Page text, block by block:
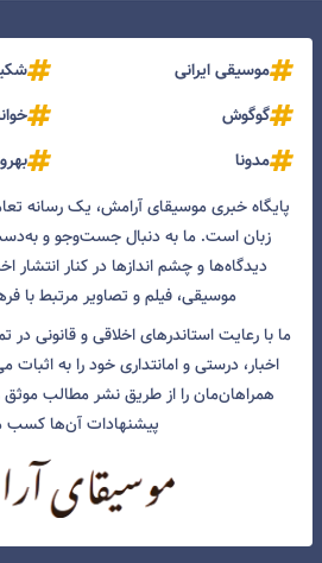
موسیقی ایرانی
گوگوش
مدونا
پایگاه خبری موسیقای آرامش، یک رسانه
زبان است. ما به دنبال جست‌و‌جو و
دیدگاه‌ها و چشم انداز‌ها در کنار انتشار
موسیقی، فیلم و تصاویر مرتبط با
ما با رعایت استاندرهای اخلاقی و قانونی در
اخبار، درستی و امانتداری خود را به اثبات
همراهان‌مان را از طریق نشر مطالب موثق
پیشنهادات آن‌ها کسب